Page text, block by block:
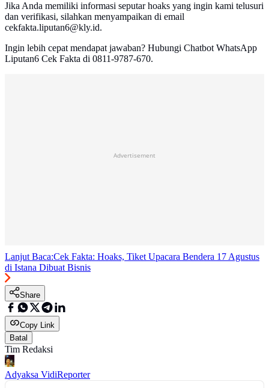
Jika Anda memiliki informasi seputar hoaks yang ingin kami telusuri
dan verifikasi, silahkan menyampaikan di email
cekfakta.liputan6@kly.id.
Ingin lebih cepat mendapat jawaban? Hubungi Chatbot WhatsApp
Liputan6 Cek Fakta di 0811-9787-670.
Advertisement
Lanjut Baca:Cek Fakta: Hoaks, Tiket Upacara Bendera 17 Agustus
di Istana Dibuat Bisnis
Share
Copy Link
Batal
Tim Redaksi
Adyaksa VidiReporter